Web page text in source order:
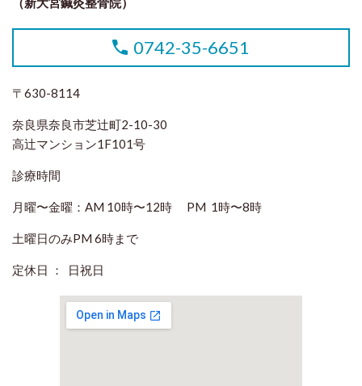
0742-35-6651
〒630-8114
奈良県奈良市芝辻町2-10-30
高辻マンション1F101号
診療時間
月曜〜金曜：AM 10時〜12時 PM 1時〜8時
土曜日のみPM 6時まで
定休日 ： 日祝日